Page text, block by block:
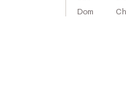
Dom